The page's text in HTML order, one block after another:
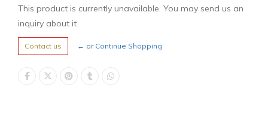
This product is currently unavailable. You may send us an
inquiry about it
Contact us ← or Continue Shopping